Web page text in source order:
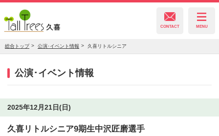
MENU
CONTACT
総合トップ 公演･イベント情報 久喜リトルシニア
公演･イベント情報
2025年12月21日(日)
久喜リトルシニア9期生中沢匠磨選手
久喜総合文化会館
栗橋文化会館